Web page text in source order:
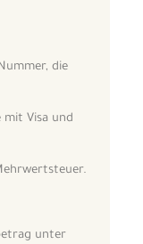
die
mit Visa und
unter